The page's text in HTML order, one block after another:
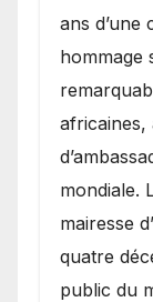
ans d’une
hommage
africaines,
mondiale.
mairesse
quatre
public du